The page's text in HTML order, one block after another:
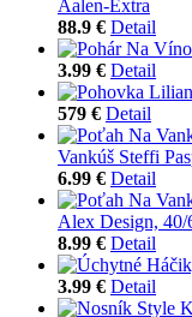
Aalen-Extra
88.9 € Detail
3.99 € Detail
579 € Detail
Vankúš Steffi
6.99 € Detail
Alex Design, 40/
8.99 € Detail
3.99 € Detail